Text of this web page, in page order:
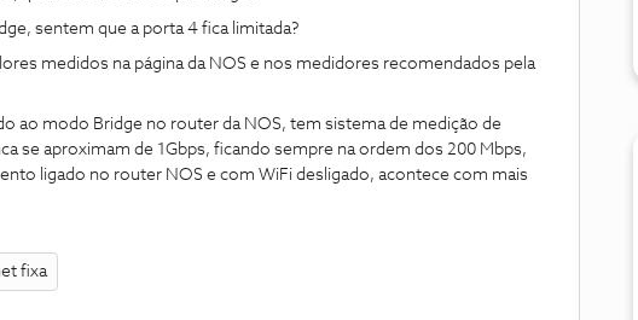
sentem que a porta 4 fica limitada?
medidos na página da NOS e nos medidores recomendados pela
ao modo Bridge no router da NOS, tem sistema de medição de
se aproximam de 1Gbps, ficando sempre na ordem dos 200 Mbps,
ligado no router NOS e com WiFi desligado, acontece com mais
fixa